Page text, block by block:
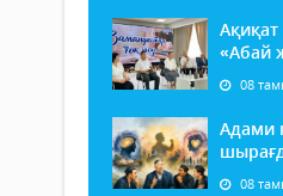
«Абай
08
Адами
08